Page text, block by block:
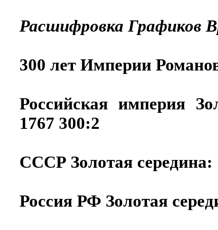
Расшифровка Графиков
300 лет Империи
Российская империя
1767 300:2
СССР Золотая
Россия РФ Золотая